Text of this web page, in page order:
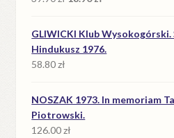
wynosiła:
39.90 zł.
wynosi:
18.90 zł.
GLIWICKI Klub Wysokogórski.
Hindukusz 1976.
58.80zł
NOSZAK 1973. In memoriam
Piotrowski.
126.00zł